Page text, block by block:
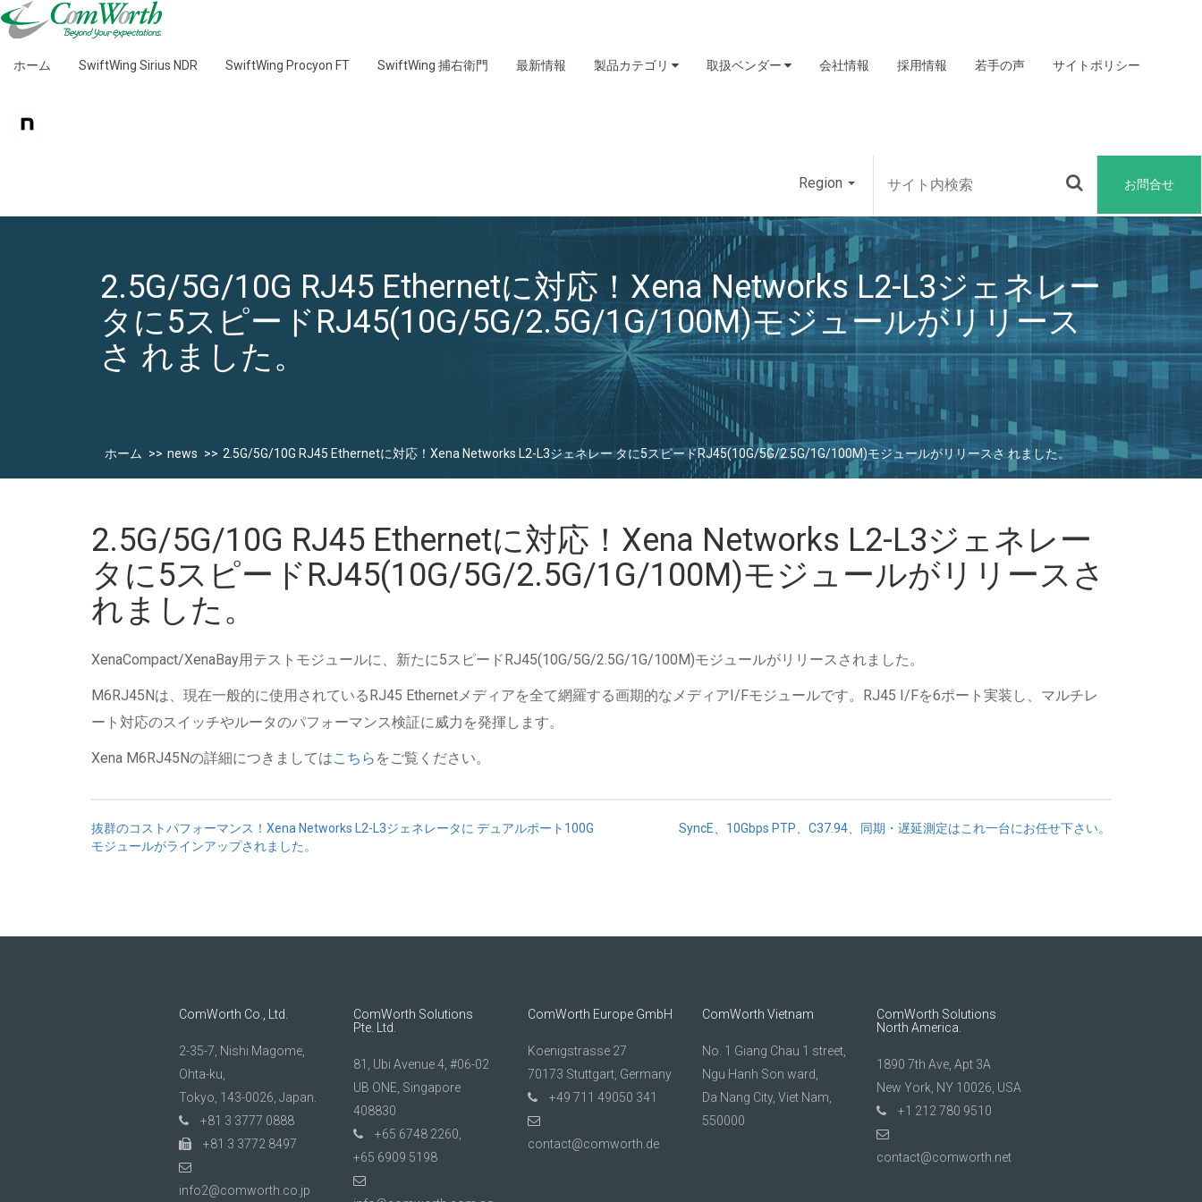
ホーム SwiftWing Sirius NDR SwiftWing Procyon FT SwiftWing 捕右衛門 最新情報 製品カテゴリ 取扱ベンダー 会社情報 採用情報 若手の声 サイトポリシー
Region お問合せ
2.5G/5G/10G RJ45 Ethernetに対応！Xena Networks L2-L3ジェネレー
タに5スピードRJ45(10G/5G/2.5G/1G/100M)モジュールがリリース
さ れました。
ホーム news 2.5G/5G/10G RJ45 Ethernetに対応！Xena Networks L2-L3ジェネレー タに5スピードRJ45(10G/5G/2.5G/1G/100M)モジュールがリリースさ れました。
2.5G/5G/10G RJ45 Ethernetに対応！Xena Networks L2-L3ジェネレー
タに5スピードRJ45(10G/5G/2.5G/1G/100M)モジュールがリリースさ
れました。
XenaCompact/XenaBay用テストモジュールに、新たに5スピードRJ45(10G/5G/2.5G/1G/100M)モジュールがリリースされました。
M6RJ45Nは、現在一般的に使用されているRJ45 Ethernetメディアを全て網羅する画期的なメディアI/Fモジュールです。RJ45 I/Fを6ポート実装し、マルチレ
ート対応のスイッチやルータのパフォーマンス検証に威力を発揮します。
Xena M6RJ45Nの詳細につきましてはこちら をご覧ください。
投
抜群のコストパフォーマンス！Xena Networks L2-L3ジェネレータに デュアルポート100G
モジュールがラインアップされました。
SyncE、10Gbps PTP、C37.94、同期・遅延測定はこれ一台にお任せ下さい。
ComWorth Co., Ltd.
2-35-7, Nishi Magome,
Ohta-ku,
Tokyo, 143-0026, Japan.
+81 3 3777 0888
+81 3 3772 8497
info2@comworth.co.jp
ComWorth Solutions
Pte. Ltd.
81, Ubi Avenue 4, #06-02
UB ONE, Singapore
408830
+65 6748 2260,
+65 6909 5198
ComWorth Europe GmbH
Koenigstrasse 27
70173 Stuttgart, Germany
+49 711 49050 341
contact@comworth.de
ComWorth Vietnam
No. 1 Giang Chau 1 street,
Ngu Hanh Son ward,
Da Nang City, Viet Nam,
550000
ComWorth Solutions
North America.
1890 7th Ave, Apt 3A
New York, NY 10026, USA
+1 212 780 9510
contact@comworth.net